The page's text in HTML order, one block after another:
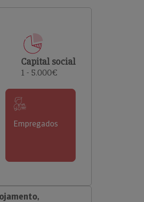
o risco de incumprimento dos
Capital social
1 - 5.000€
Empregados